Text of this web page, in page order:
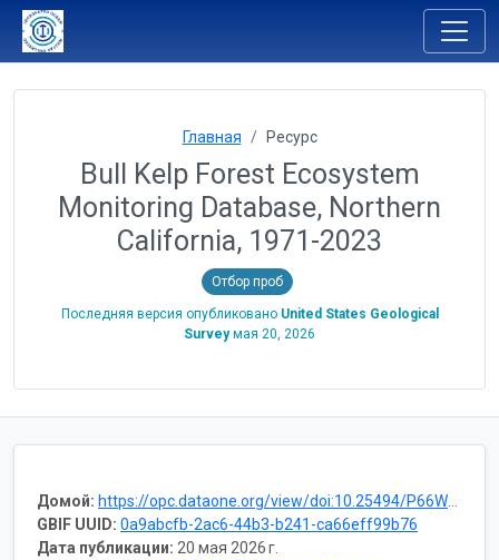
Главная Ресурс
Bull Kelp Forest Ecosystem
Monitoring Database, Northern
California, 1971-2023
Отбор проб
Последняя версия опубликовано United States Geological
Survey мая 20, 2026
Домой: https://opc.dataone.org/view/doi:10.25494/P66W3J
GBIF UUID: 0a9abcfb-2ac6-44b3-b241-ca66eff99b76
Дата публикации: 20 мая 2026 г.